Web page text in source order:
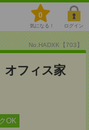
0
気になる！ ログイン
No.HADXK【703】
オフィス家
OK